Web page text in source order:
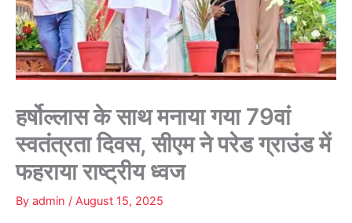
हर्षोल्लास के साथ मनाया गया 79वां
स्वतंत्रता दिवस, सीएम ने परेड ग्राउंड में
फहराया राष्ट्रीय ध्वज
By admin / August 15, 2025